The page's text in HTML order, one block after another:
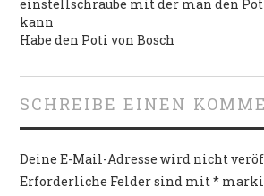
einstellschraube mit der man den
kann
Habe den Poti von Bosch
SCHREIBE EINEN
Deine E-Mail-Adresse wird nicht
Erforderliche Felder sind mit*